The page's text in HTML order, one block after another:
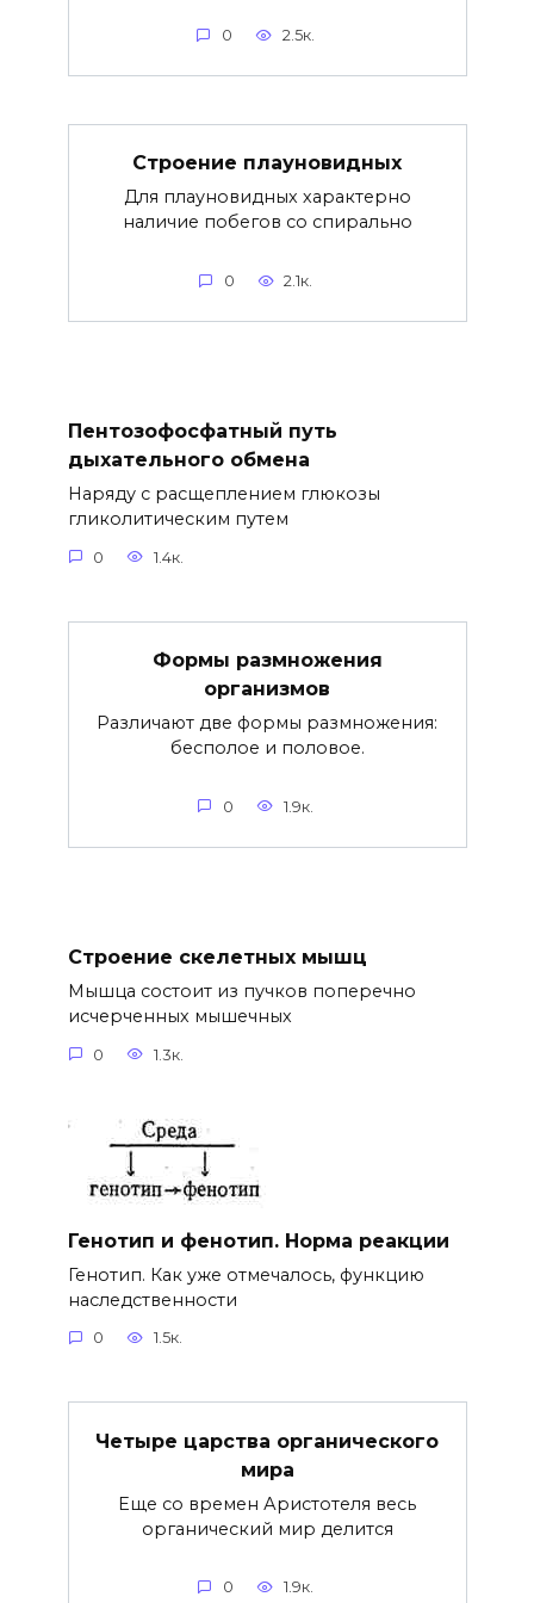
0 2.5к.
Строение плауновидных
Для плауновидных характерно
наличие побегов со спирально
0 2.1к.
Пентозофосфатный путь
дыхательного обмена
Наряду с расщеплением глюкозы
гликолитическим путем
0 1.4к.
Формы размножения
организмов
Различают две формы размножения:
бесполое и половое.
0 1.9к.
Строение скелетных мышц
Мышца состоит из пучков поперечно
исчерченных мышечных
0 1.3к.
Генотип и фенотип. Норма реакции
Генотип. Как уже отмечалось, функцию
наследственности
0 1.5к.
Четыре царства органического
мира
Еще со времен Аристотеля весь
органический мир делится
0 1.9к.